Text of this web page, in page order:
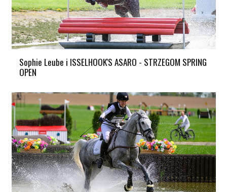
Sophie Leube i ISSELHOOK'S ASARO - STRZEGOM SPRING
OPEN